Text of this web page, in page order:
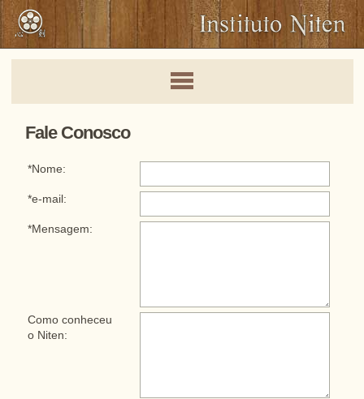
Fale Conosco
*Nome:
*e-mail:
*Mensagem:
Como conheceu
o Niten: